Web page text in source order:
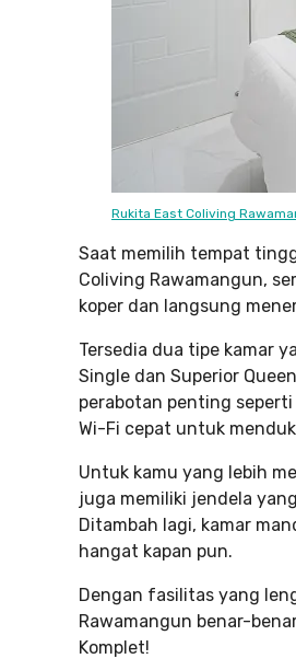
Rukita East Coliving
Saat memilih tempat
Coliving Rawamangun,
koper dan langsung
Tersedia dua tipe kamar
Single dan Superior
perabotan penting
Wi-Fi cepat untuk
Untuk kamu yang lebih
juga memiliki jendela
Ditambah lagi, kamar
hangat kapan pun.
Dengan fasilitas yang
Rawamangun benar-
Komplet!